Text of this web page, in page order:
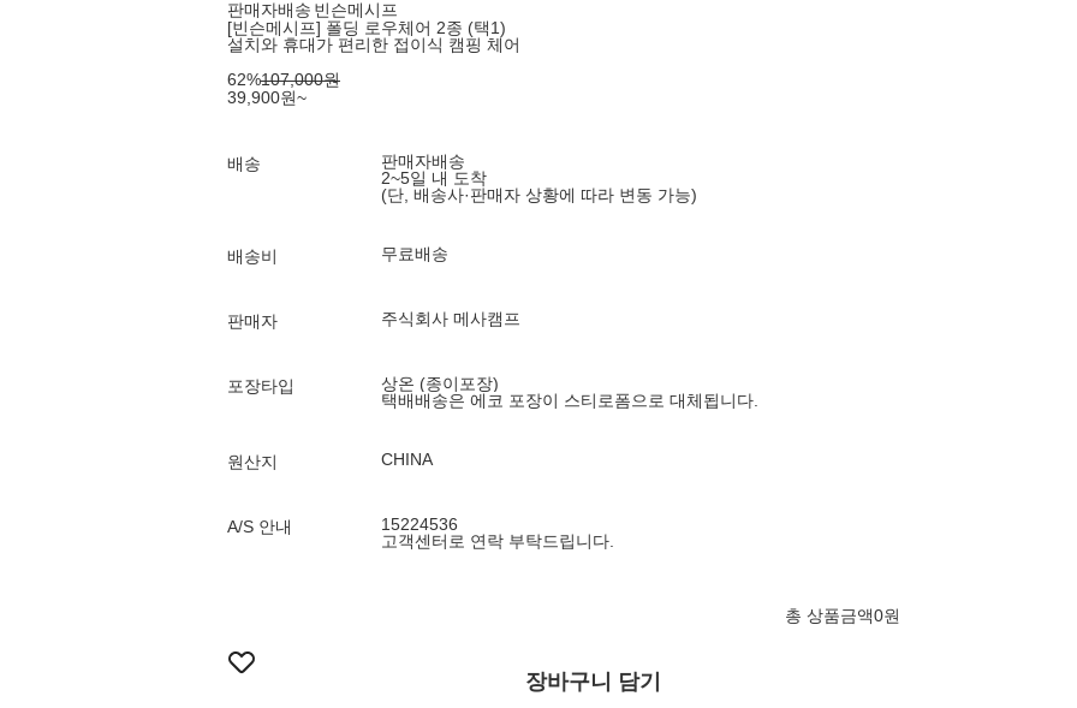
판매자배송 빈슨메시프
[빈슨메시프] 폴딩 로우체어 2종 (택1)
설치와 휴대가 편리한 접이식 캠핑 체어
62%107,000원
39,900원~
배송
판매자배송
2~5일 내 도착
(단, 배송사·판매자 상황에 따라 변동 가능)
배송비 무료배송
판매자 주식회사 메사캠프
포장타입
상온 (종이포장)
택배배송은 에코 포장이 스티로폼으로 대체됩니다.
원산지 CHINA
A/S 안내
15224536
고객센터로 연락 부탁드립니다.
총 상품금액0원
장바구니 담기